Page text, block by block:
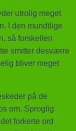
utrolig meget
I den mundtlige
så forskellen
smitter desværre
bliver meget
på de
om. Sproglig
forkerte ord